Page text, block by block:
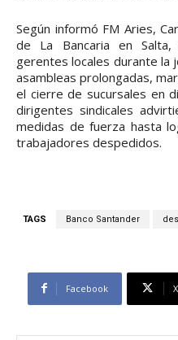
Según informó FM Aries,
de La Bancaria en
gerentes locales durante la
asambleas prolongadas,
el cierre de sucursales en
dirigentes sindicales
medidas de fuerza hasta
trabajadores despedidos.
TAGS Banco Santander
Facebook X